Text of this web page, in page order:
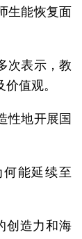
生能恢复面
次表示，教
值观。
性地开展国
能延续至
创造力和海